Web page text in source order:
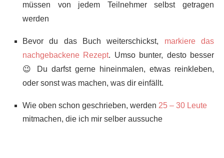
müssen von jedem Teilnehmer selbst getragen
werden
Bevor du das Buch weiterschickst, markiere das
nachgebackene Rezept. Umso bunter, desto besser
😉 Du darfst gerne hineinmalen, etwas reinkleben,
oder sonst was machen, was dir einfällt.
Wie oben schon geschrieben, werden 25 – 30 Leute
mitmachen, die ich mir selber aussuche